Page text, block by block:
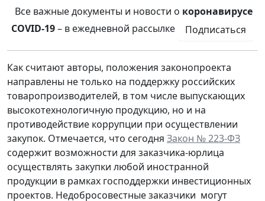
Все важные документы и новости о коронавирусе
COVID-19– в ежедневной рассылке Подписаться
Как считают авторы, положения законопроекта
направлены не только на поддержку российских
товаропроизводителей, в том числе выпускающих
высокотехнологичную продукцию, но и на
противодействие коррупции при осуществлении
закупок. Отмечается, что сегодня Закон № 223-ФЗ
содержит возможности для заказчика-юрлица
осуществлять закупки любой иностранной
продукции в рамках господдержки инвестиционных
проектов. Недобросовестные заказчики могут